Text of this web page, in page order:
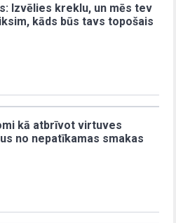
Izvēlies kreklu, un mēs tev
kāds būs tavs topošais
kā atbrīvot virtuves
no nepatīkamas smakas